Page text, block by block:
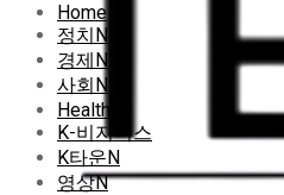
Home
정치N
경제N
사회N
HealthN
K-비지니스
K타운N
영상N